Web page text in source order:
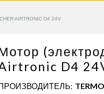
AIRTRONIC D4 24V
D4